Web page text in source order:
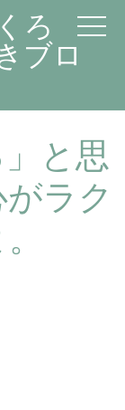
ろ
ブロ
」と思
ラク